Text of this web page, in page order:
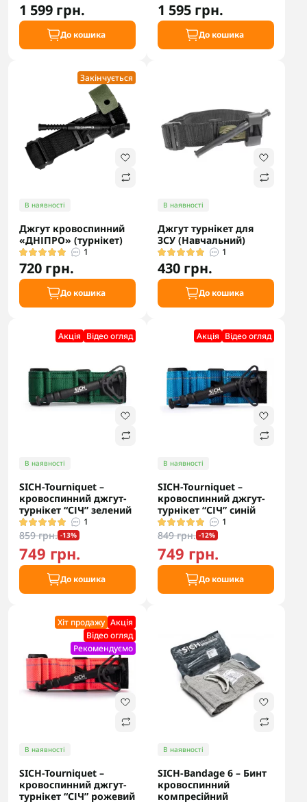
1 599 грн.
До кошика
1 595 грн.
До кошика
Закінчується
В наявності
Джгут кровоспинний
«ДНІПРО» (турнікет)
1
720 грн.
До кошика
В наявності
Джгут турнікет для
ЗСУ (Навчальний)
1
430 грн.
До кошика
Акцiя Відео огляд
В наявності
SICH-Tourniquet –
кровоспинний джгут-
турнікет “СІЧ” зелений
1
859 грн. -13%
749 грн.
До кошика
Акцiя Відео огляд
В наявності
SICH-Tourniquet –
кровоспинний джгут-
турнікет “СІЧ” синій
1
849 грн. -12%
749 грн.
До кошика
Хіт продажу Акцiя
Відео огляд
Рекомендуємо
В наявності
SICH-Tourniquet –
кровоспинний джгут-
турнікет “СІЧ” рожевий
В наявності
SICH-Bandage 6 – Бинт
кровоспинний
компресійний